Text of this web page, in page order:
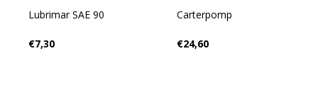
Lubrimar SAE 90
€7,30
Carterpomp
€24,60